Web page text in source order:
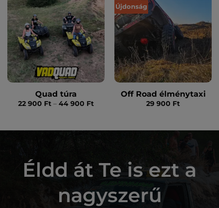
Quad túra
22 900 Ft – 44 900 FtÁrtartomány:
Újdonság
Off Road élménytaxi
29 900 Ft
Éldd át Te is ezt a
nagyszerű